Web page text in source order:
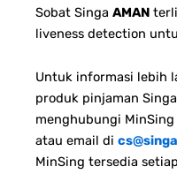
Sobat Singa AMAN
liveness detection
Untuk informasi lebih
produk pinjaman
menghubungi
atau email di
MinSing tersedia